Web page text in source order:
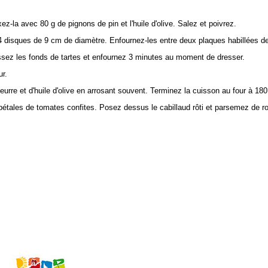
la avec 80 g de pignons de pin et l'huile d'olive. Salez et poivrez.
de 9 cm de diamètre. Enfournez-les entre deux plaques habillées
les fonds de tartes et enfournez 3 minutes au moment de dresser.
et d'huile d'olive en arrosant souvent. Terminez la cuisson au four à
de tomates confites. Posez dessus le cabillaud rôti et parsemez de